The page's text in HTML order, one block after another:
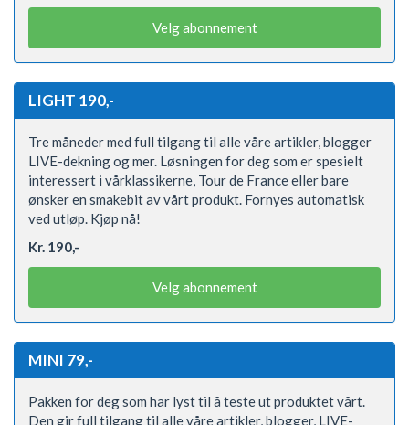
Velg abonnement
LIGHT 190,-
Tre måneder med full tilgang til alle våre artikler, blogger
LIVE-dekning og mer. Løsningen for deg som er spesielt
interessert i vårklassikerne, Tour de France eller bare
ønsker en smakebit av vårt produkt. Fornyes automatisk
ved utløp. Kjøp nå!
Kr. 190,-
Velg abonnement
MINI 79,-
Pakken for deg som har lyst til å teste ut produktet vårt.
Den gir full tilgang til alle våre artikler, blogger, LIVE-